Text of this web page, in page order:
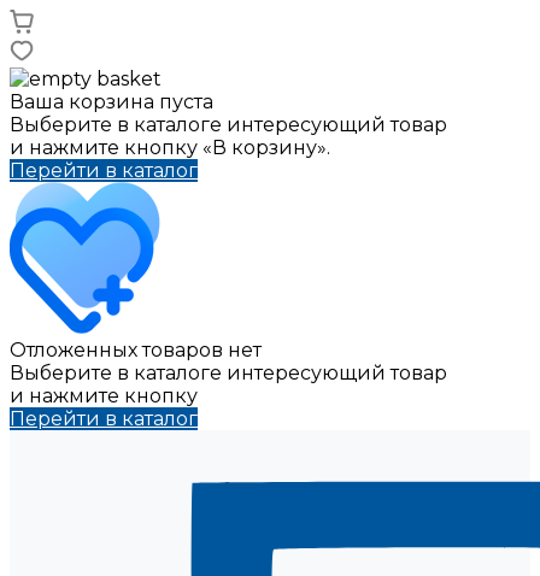
Ваша корзина пуста
Выберите в каталоге интересующий товар
и нажмите кнопку «В корзину».
Перейти в каталог
Отложенных товаров нет
Выберите в каталоге интересующий товар
и нажмите кнопку
Перейти в каталог